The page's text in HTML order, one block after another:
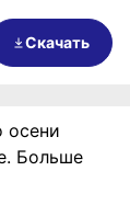
Скачать
осени
Больше